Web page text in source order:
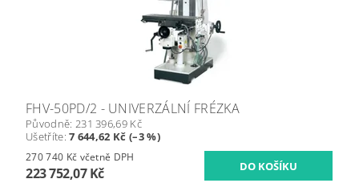
FHV-50PD/2 - UNIVERZÁLNÍ FRÉZKA
Původně: 231 396,69 Kč
Ušetříte:7 644,62 Kč (–3 %)
270 740 Kč včetně DPH
223 752,07 Kč